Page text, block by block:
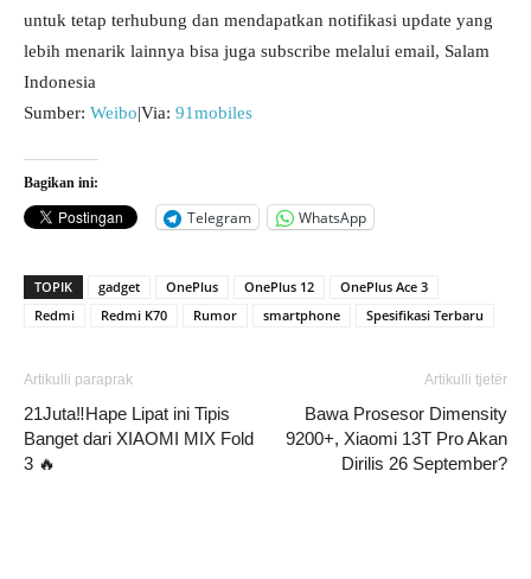
untuk tetap terhubung dan mendapatkan notifikasi update yang
lebih menarik lainnya bisa juga subscribe melalui email, Salam
Indonesia
Sumber: Weibo|Via: 91mobiles
Bagikan ini:
Telegram WhatsApp
TOPIK gadget OnePlus OnePlus 12
OnePlus Ace 3
Redmi
Redmi K70 Rumor smartphone Spesifikasi Terbaru
Artikulli paraprak
21Juta‼️Hape Lipat ini Tipis
Banget dari XIAOMI MIX Fold
3 🔥
Artikulli tjetër
Bawa Prosesor Dimensity
9200+, Xiaomi 13T Pro Akan
Dirilis 26 September?